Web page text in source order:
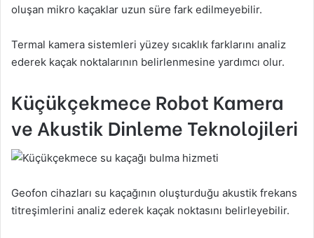
oluşan mikro kaçaklar uzun süre fark edilmeyebilir.
Termal kamera sistemleri yüzey sıcaklık farklarını analiz
ederek kaçak noktalarının belirlenmesine yardımcı olur.
Küçükçekmece Robot Kamera
ve Akustik Dinleme Teknolojileri
Geofon cihazları su kaçağının oluşturduğu akustik frekans
titreşimlerini analiz ederek kaçak noktasını belirleyebilir.